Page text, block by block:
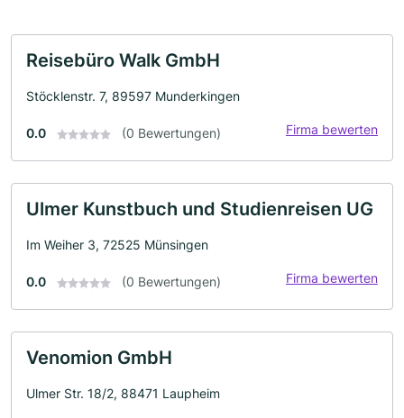
Reisebüro Walk GmbH
Stöcklenstr. 7, 89597 Munderkingen
0.0 (0 Bewertungen) Firma bewerten
Ulmer Kunstbuch und Studienreisen UG
Im Weiher 3, 72525 Münsingen
0.0 (0 Bewertungen) Firma bewerten
Venomion GmbH
Ulmer Str. 18/2, 88471 Laupheim